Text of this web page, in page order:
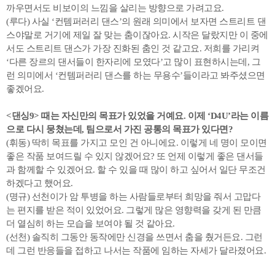
까우면서도 비보이의 느낌을 살리는 방향으로 가려고요.
(루다) 사실 ‘컨템퍼러리 댄스’의 원래 의미에서 보자면 스트리트 댄
스야말로 거기에 제일 잘 맞는 춤이잖아요. 시작은 달랐지만 이 중에
서도 스트리트 댄스가 가장 진화된 춤인 것 같고요. 저희를 가리켜
‘다른 장르의 댄서들이 한자리에 모였다’고 많이 표현하시는데, 그
런 의미에서 ‘컨템퍼러리 댄스를 하는 무용수’들이라고 봐주셨으면
좋겠어요.
<댄싱9> 때는 자신만의 목표가 있었을 거예요. 이제 ‘D4U’라는 이름
으로 다시 뭉쳤는데, 팀으로서 가진 공통의 목표가 있다면?
(휘동) 딱히 목표를 가지고 모인 건 아니에요. 이렇게 네 명이 모이면
좋은 작품 보여드릴 수 있지 않겠어요? 또 언제 이렇게 좋은 댄서들
과 함께할 수 있겠어요. 할 수 있을 때 많이 하고 싶어서 일단 무조건
하겠다고 했어요.
(명규) 선천이가 암 투병을 하는 사람들로부터 희망을 줘서 고맙다
는 편지를 받은 적이 있었어요. 그렇게 많은 영향력을 갖게 된 만큼
더 열심히 하는 모습을 보여야 될 것 같아요.
(선천) 솔직히 그동안 동작에만 신경을 쓰면서 춤을 췄거든요. 그런
데 그런 반응들을 접하고 나서는 작품에 임하는 자세가 달라졌어요.